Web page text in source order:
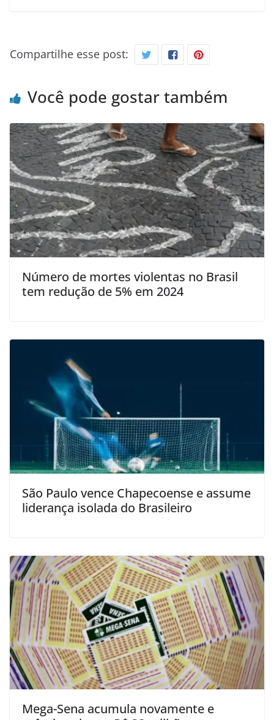
Compartilhe esse post:
Você pode gostar também
Número de mortes violentas no Brasil
tem redução de 5% em 2024
São Paulo vence Chapecoense e assume
liderança isolada do Brasileiro
Mega-Sena acumula novamente e